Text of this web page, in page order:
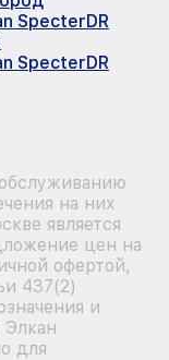
SpecterDR
SpecterDR
на них
является
цен на
офертой,
437(2)
и
Элкан
для